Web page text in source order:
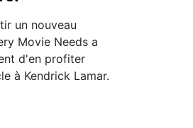
un nouveau
Movie Needs a
d'en profiter
à Kendrick Lamar.